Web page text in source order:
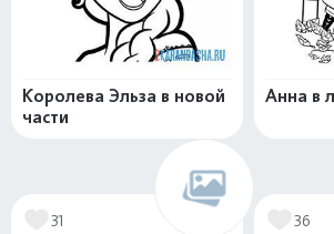
Королева Эльза в новой
части
Анна в
31 36